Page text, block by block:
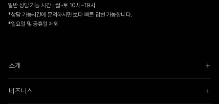
일반 상담 가능 시간 : 월~토 10시~19시
*상담 가능시간에 문의하시면 보다 빠른 답변 가능합니다.
*일요일 및 공휴일 제외
소개
비즈니스